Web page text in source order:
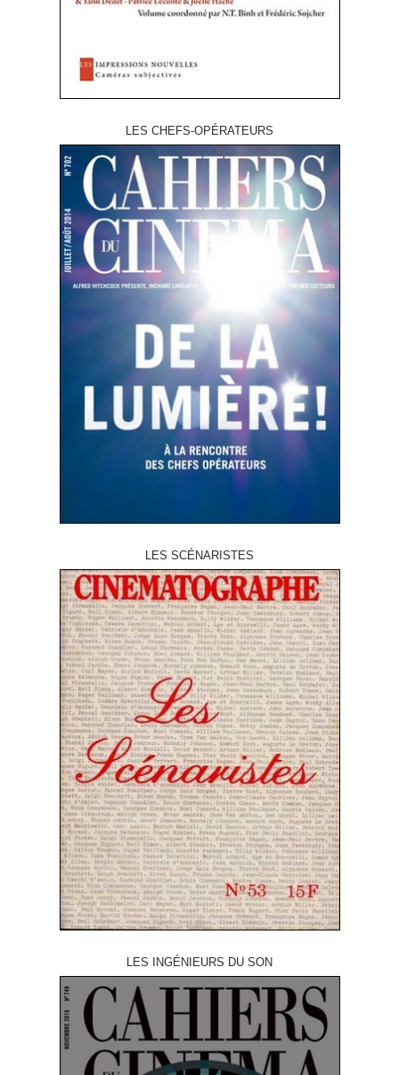
LES CHEFS-OPÉRATEURS
LES SCÉNARISTES
LES INGÉNIEURS DU SON